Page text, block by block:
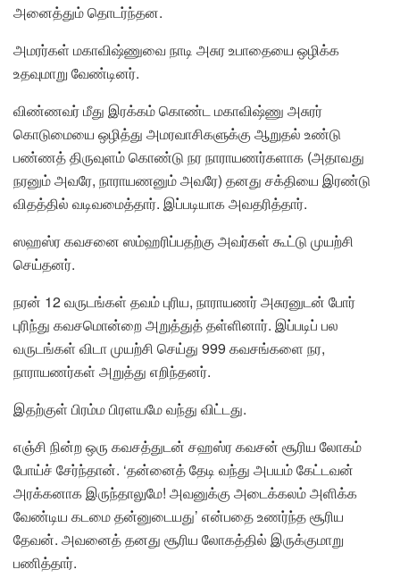
அனைத்தும் தொடர்ந்தன.
அமரர்கள் மகாவிஷ்ணுவை நாடி அசுர உபாதையை ஒழிக்க
உதவுமாறு வேண்டினர்.
விண்ணவர் மீது இரக்கம் கொண்ட மகாவிஷ்ணு அசுரர்
கொடுமையை ஒழித்து அமரவாசிகளுக்கு ஆறுதல் உண்டு
பண்ணத் திருவுளம் கொண்டு நர நாராயணர்களாக (அதாவது
நரனும் அவரே, நாராயணனும் அவரே) தனது சக்தியை இரண்டு
விதத்தில் வடிவமைத்தார். இப்படியாக அவதரித்தார்.
ஸஹஸ்ர கவசனை ஸம்ஹரிப்பதற்கு அவர்கள் கூட்டு முயற்சி
செய்தனர்.
நரன் 12 வருடங்கள் தவம் புரிய, நாராயணர் அசுரனுடன் போர்
புரிந்து கவசமொன்றை அறுத்துத் தள்ளினார். இப்படிப் பல
வருடங்கள் விடா முயற்சி செய்து 999 கவசங்களை நர,
நாராயணர்கள் அறுத்து எறிந்தனர்.
இதற்குள் பிரம்ம பிரளயமே வந்து விட்டது.
எஞ்சி நின்ற ஒரு கவசத்துடன் சஹஸ்ர கவசன் சூரிய லோகம்
போய்ச் சேர்ந்தான். ‘தன்னைத் தேடி வந்து அபயம் கேட்டவன்
அரக்கனாக இருந்தாலுமே! அவனுக்கு அடைக்கலம் அளிக்க
வேண்டிய கடமை தன்னுடையது’ என்பதை உணர்ந்த சூரிய
தேவன். அவனைத் தனது சூரிய லோகத்தில் இருக்குமாறு
பணித்தார்.